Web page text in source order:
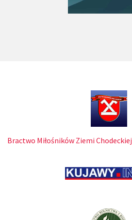
Bractwo Miłośników Ziemi Chodeckiej